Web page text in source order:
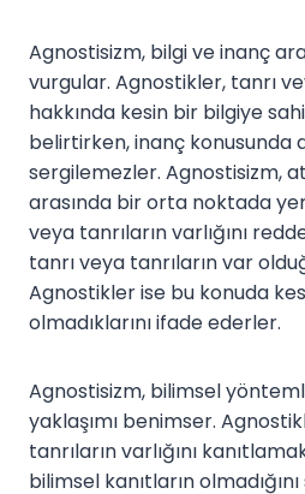
Agnostisizm, bilgi ve inanç
vurgular. Agnostikler, tanrı
hakkında kesin bir bilgiye
belirtirken, inanç konusunda
sergilemezler. Agnostisizm,
arasında bir orta noktada
veya tanrıların varlığını
tanrı veya tanrıların var
Agnostikler ise bu konuda
olmadıklarını ifade ederler.
Agnostisizm, bilimsel
yaklaşımı benimser.
tanrıların varlığını
bilimsel kanıtların